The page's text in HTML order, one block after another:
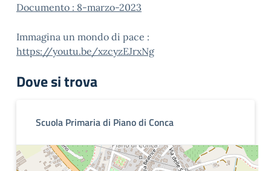
Documento : 8-marzo-2023
Immagina un mondo di pace :
https://youtu.be/xzcyzEJrxNg
Dove si trova
Scuola Primaria di Piano di Conca